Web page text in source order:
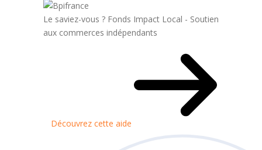
Le saviez-vous ? Fonds Impact Local - Soutien
aux commerces indépendants
Découvrez cette aide